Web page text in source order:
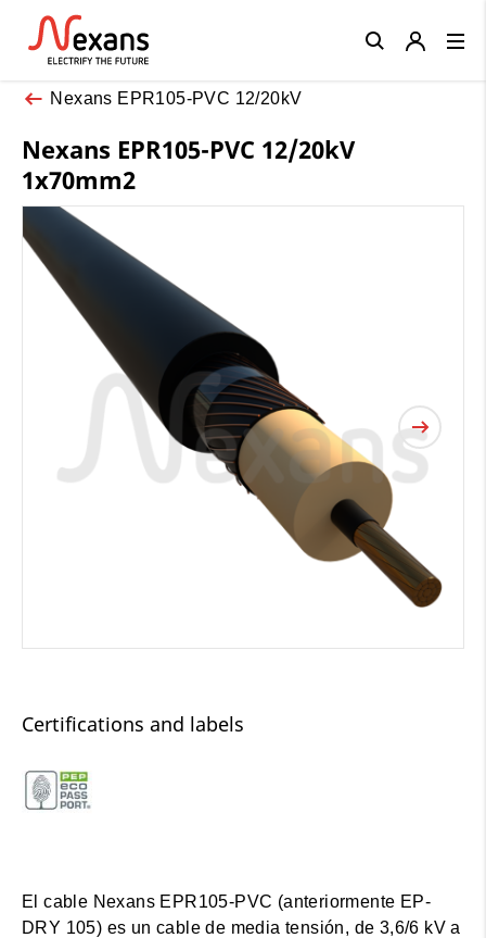
Nexans EPR105-PVC 12/20kV
Nexans EPR105-PVC 12/20kV
1x70mm2
Certifications and labels
El cable Nexans EPR105-PVC (anteriormente EP-
DRY 105) es un cable de media tensión, de 3,6/6 kV a
Close